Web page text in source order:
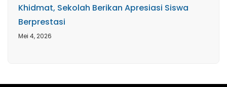
Khidmat, Sekolah Berikan Apresiasi Siswa
Berprestasi
Mei 4, 2026